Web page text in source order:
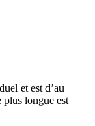
et est d’au
plus longue est